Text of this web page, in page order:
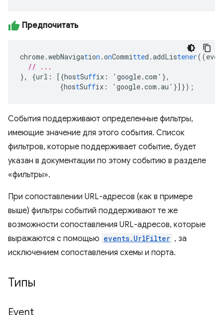
Предпочитать
chrome.webNavigation .onCommitted.addListener((eve
// ...
},
{url : [{hostSuffix : 'google.com' },
{hostSuffix : 'google.com.au' }]});
События поддерживают определенные фильтры,
имеющие значение для этого события. Список
фильтров, которые поддерживает событие, будет
указан в документации по этому событию в разделе
«фильтры».
При сопоставлении URL-адресов (как в примере
выше) фильтры событий поддерживают те же
возможности сопоставления URL-адресов, которые
выражаются с помощью events.UrlFilter , за
исключением сопоставления схемы и порта.
Типы
Event